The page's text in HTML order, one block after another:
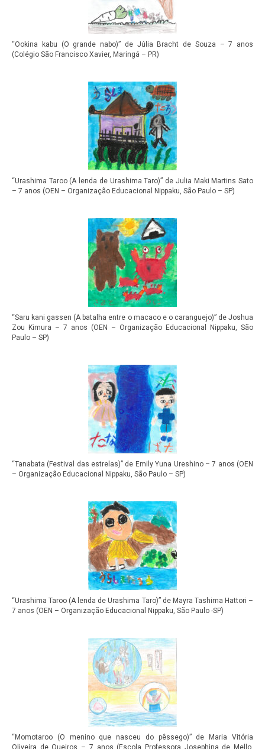
“Ookina kabu (O grande nabo)” de Júlia Bracht de Souza – 7 anos
(Colégio São Francisco Xavier, Maringá – PR)
“Urashima Taroo (A lenda de Urashima Taro)” de Julia Maki Martins Sato
– 7 anos (OEN – Organização Educacional Nippaku, São Paulo – SP)
“Saru kani gassen (A batalha entre o macaco e o caranguejo)” de Joshua
Zou Kimura – 7 anos (OEN – Organização Educacional Nippaku, São
Paulo – SP)
“Tanabata (Festival das estrelas)” de Emily Yuna Ureshino – 7 anos (OEN
– Organização Educacional Nippaku, São Paulo – SP)
“Urashima Taroo (A lenda de Urashima Taro)” de Mayra Tashima Hattori –
7 anos (OEN – Organização Educacional Nippaku, São Paulo -SP)
“Momotaroo (O menino que nasceu do pêssego)” de Maria Vitória
Oliveira de Queiros – 7 anos (Escola Professora Josephina de Mello,